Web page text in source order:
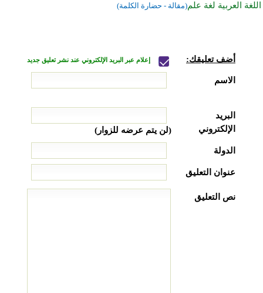
اللغة العربية لغة علم(مقالة - حضارة الكلمة)
أضف تعليقك: إعلام عبر البريد الإلكتروني عند نشر تعليق جديد
الاسم
البريد
الإلكتروني
(لن يتم عرضه للزوار)
الدولة
عنوان التعليق
نص التعليق